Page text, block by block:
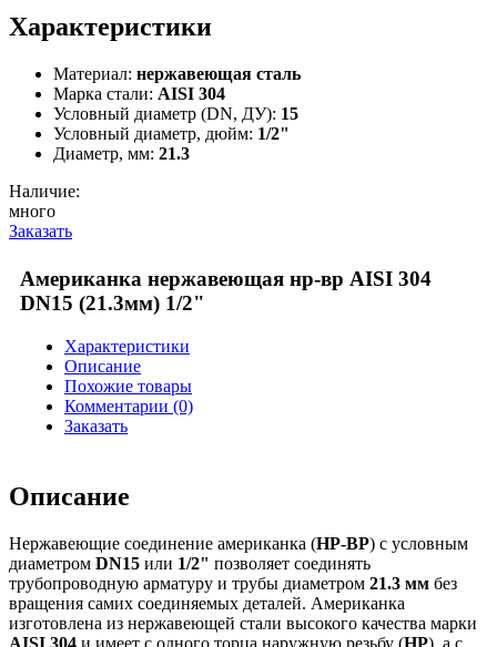
Характеристики
Материал: нержавеющая сталь
Марка стали: AISI 304
Условный диаметр (DN, ДУ): 15
Условный диаметр, дюйм: 1/2"
Диаметр, мм: 21.3
Наличие:
много
Заказать
Американка нержавеющая нр-вр AISI 304
DN15 (21.3мм) 1/2"
Характеристики
Описание
Похожие товары
Комментарии (0)
Заказать
Описание
Нержавеющие соединение американка (НР-ВР) с условным
диаметром DN15 или 1/2" позволяет соединять
трубопроводную арматуру и трубы диаметром 21.3 мм без
вращения самих соединяемых деталей. Американка
изготовлена из нержавеющей стали высокого качества марки
AISI 304 и имеет с одного торца наружную резьбу (НР), а с